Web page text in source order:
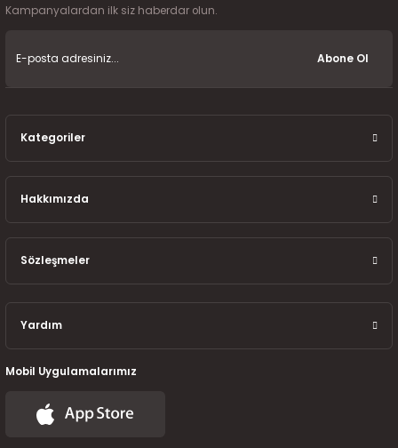
Kampanyalardan ilk siz haberdar olun.
Abone Ol
Kategoriler
Hakkımızda
Sözleşmeler
Yardım
Mobil Uygulamalarımız